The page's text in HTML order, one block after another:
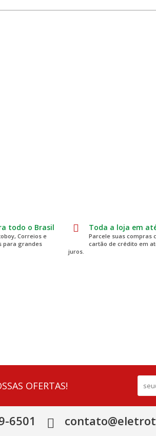
todo o Brasil
Correios e
para grandes
Toda a loja em
Parcele suas compras
cartão de crédito em
juros.
OFERTAS!
6501